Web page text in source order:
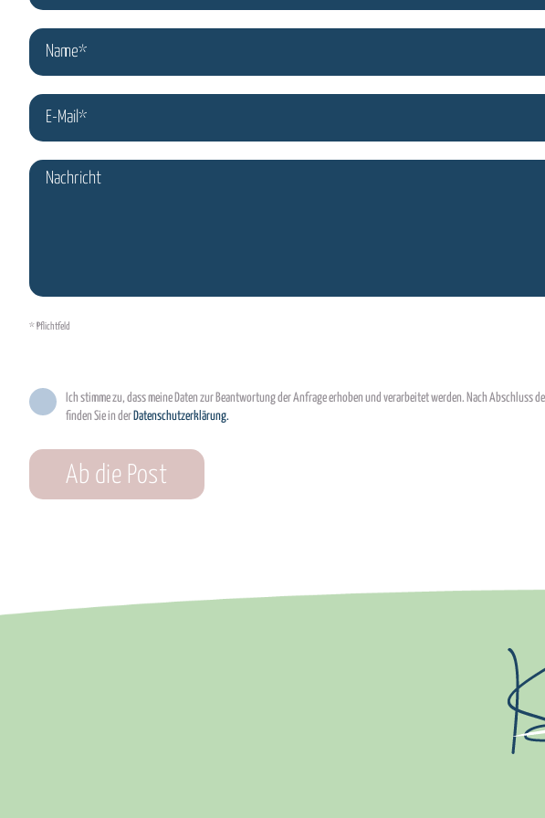
* Pflichtfeld
Ich stimme zu, dass meine Daten zur Beantwortung der Anfrage erhoben und verarbeitet werden. Nach
finden Sie in der Datenschutzerklärung.